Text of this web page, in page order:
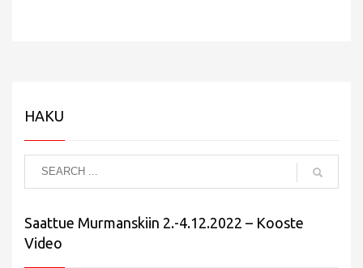
HAKU
Saattue Murmanskiin 2.-4.12.2022 – Kooste
Video